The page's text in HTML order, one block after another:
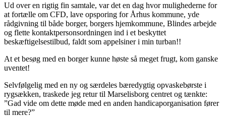
Ud over en rigtig fin samtale, var det en dag hvor mulighederne for
at fortælle om CFD, lave opsporing for Århus kommune, yde
rådgivning til både borger, borgers hjemkommune, Blindes arbejde
og flette kontaktpersonsordningen ind i et beskyttet
beskæftigelsestilbud, faldt som appelsiner i min turban!!
At et besøg med en borger kunne høste så meget frugt, kom ganske
uventet!
Selvfølgelig med en ny og særdeles bæredygtig opvaskebørste i
rygsækken, traskede jeg retur til Marselisborg centret og tænkte:
”Gad vide om dette møde med en anden handicaporganisation fører
til mere?”